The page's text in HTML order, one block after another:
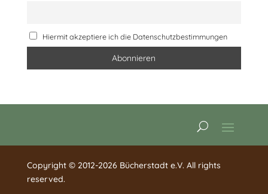
Hiermit akzeptiere ich die Datenschutzbestimmungen
Copyright © 2012-2026 Bücherstadt e.V. All rights
reserved.